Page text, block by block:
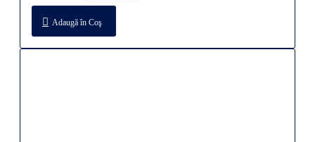
Adaugă în Coş